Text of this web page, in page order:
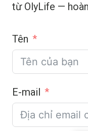
từ OlyLife —
Tên
E-mail